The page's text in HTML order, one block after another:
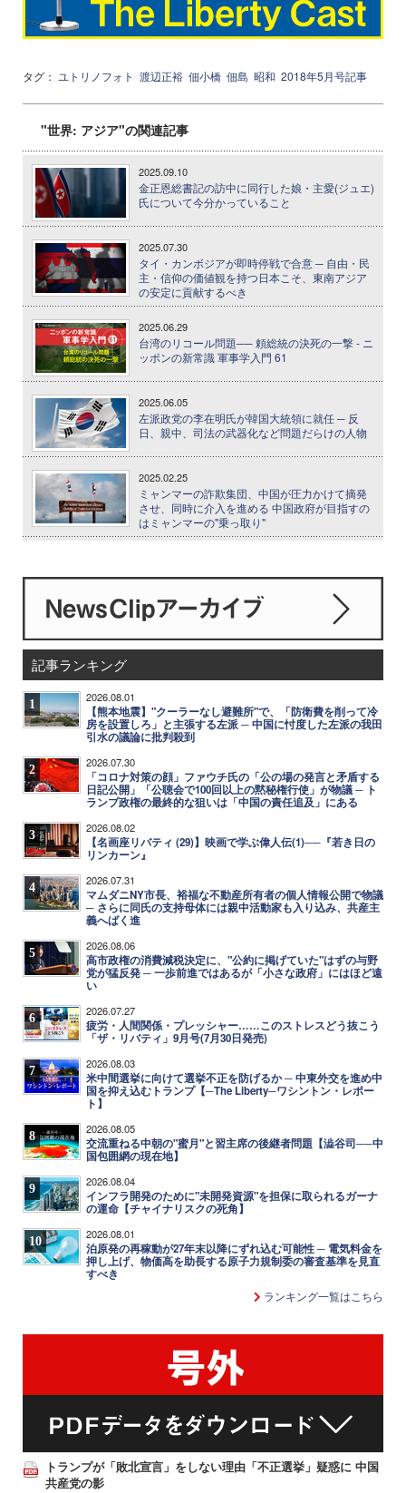
タグ： ユトリノフォト 渡辺正裕 佃小橋 佃島 昭和 2018年5月号記事
"世界: アジア"の関連記事
2025.09.10
金正恩総書記の訪中に同行した娘・主愛(ジュエ)
氏について今分かっていること
2025.07.30
タイ・カンボジアが即時停戦で合意 ─ 自由・民
主・信仰の価値観を持つ日本こそ、東南アジア
の安定に貢献するべき
2025.06.29
台湾のリコール問題── 頼総統の決死の一撃 - ニ
ッポンの新常識 軍事学入門 61
2025.06.05
左派政党の李在明氏が韓国大統領に就任 ─ 反
日、親中、司法の武器化など問題だらけの人物
2025.02.25
ミャンマーの詐欺集団、中国が圧力かけて摘発
させ、同時に介入を進める 中国政府が目指すの
はミャンマーの"乗っ取り"
記事ランキング
1 2026.08.01
【熊本地震】"クーラーなし避難所"で、「防衛費を削って冷
房を設置しろ」と主張する左派 ─ 中国に忖度した左派の我田
引水の議論に批判殺到
2 2026.07.30
「コロナ対策の顔」ファウチ氏の「公の場の発言と矛盾する
日記公開」「公聴会で100回以上の黙秘権行使」が物議 ─ ト
ランプ政権の最終的な狙いは「中国の責任追及」にある
3 2026.08.02
【名画座リバティ (29)】映画で学ぶ偉人伝(1)──『若き日の
リンカーン』
4 2026.07.31
マムダニNY市長、裕福な不動産所有者の個人情報公開で物議
─ さらに同氏の支持母体には親中活動家も入り込み、共産主
義へばく進
5 2026.08.06
高市政権の消費減税決定に、"公約に掲げていた"はずの与野
党が猛反発 ─ 一歩前進ではあるが「小さな政府」にはほど遠
い
6 2026.07.27
疲労・人間関係・プレッシャー……このストレスどう抜こう
「ザ・リバティ」9月号(7月30日発売)
7 2026.08.03
米中間選挙に向けて選挙不正を防げるか ─ 中東外交を進め中
国を抑え込むトランプ【─The Liberty─ワシントン・レポー
ト】
8 2026.08.05
交流重ねる中朝の"蜜月"と習主席の後継者問題【澁谷司──中
国包囲網の現在地】
9 2026.08.04
インフラ開発のために"未開発資源"を担保に取られるガーナ
の運命【チャイナリスクの死角】
10 2026.08.01
泊原発の再稼動が27年末以降にずれ込む可能性 ─ 電気料金を
押し上げ、物価高を助長する原子力規制委の審査基準を見直
すべき
ランキング一覧はこちら
トランプが「敗北宣言」をしない理由「不正選挙」疑惑に 中国
共産党の影